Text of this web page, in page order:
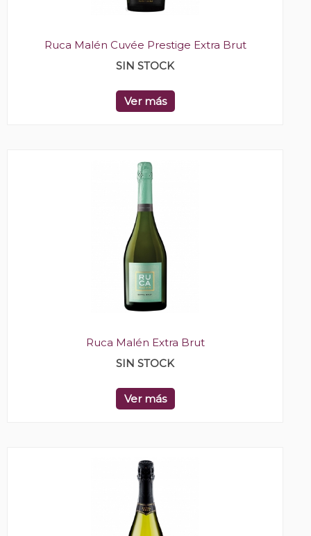
Ruca Malén Cuvée Prestige Extra Brut
SIN STOCK
Ver más
Ruca Malén Extra Brut
SIN STOCK
Ver más